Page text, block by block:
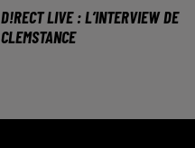
D!RECT LIVE : L’INTERVIEW DE
CLEMSTANCE
Pont-à-Mousson.